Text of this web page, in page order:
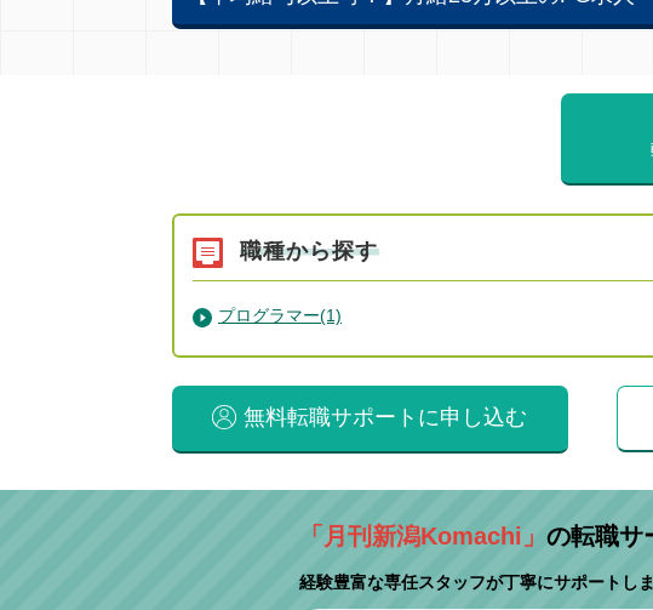
職種から探す
プログラマー(1)
無料転職サポートに申し込む
「月刊新潟Komachi」 の転職サ
経験豊富な専任スタッフが丁寧にサポートしま